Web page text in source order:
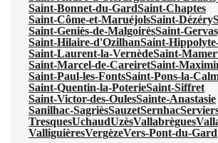
Saint-Bonnet-du-GardSaint-Chaptes
Saint-Côme-et-MaruéjolsSaint-Dézéry
Saint-Geniès-de-MalgoirèsSaint-
Saint-Hilaire-d'OzilhanSaint-
Saint-Laurent-la-VernèdeSaint-
Saint-Marcel-de-CareiretSaint-
Saint-Paul-les-FontsSaint-Pons-la-
Saint-Quentin-la-PoterieSaint-Siffret
Saint-Victor-des-OulesSainte-Anastasie
Sanilhac-SagrièsSauzetSernhac
TresquesUchaudUzèsVallabrègues
ValliguièresVergèzeVers-Pont-du-Gard